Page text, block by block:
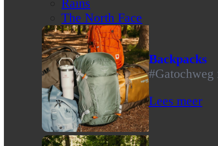
Rains
The North Face
Backpacks
#Gatochweg
Lees meer